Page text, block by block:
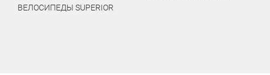
ВЕЛОСИПЕДЫ SUPERIOR